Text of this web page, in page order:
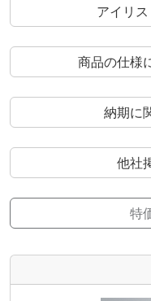
アイリ
商品の仕様
納期に
他社
特